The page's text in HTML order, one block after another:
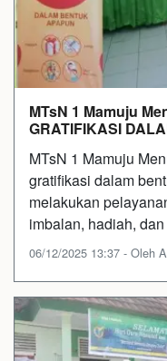
MTsN 1 Mamuju
GRATIFIKASI
MTsN 1 Mamuju
gratifikasi dalam
melakukan
imbalan, hadiah,
06/12/2025 13:37 - Oleh